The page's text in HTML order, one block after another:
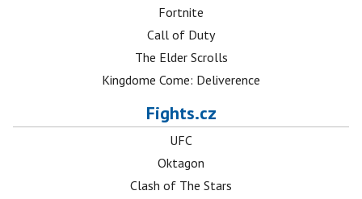
Fortnite
Call of Duty
The Elder Scrolls
Kingdome Come: Deliverence
Fights.cz
UFC
Oktagon
Clash of The Stars